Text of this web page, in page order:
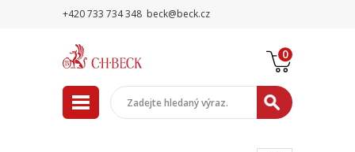
+420 733 734 348 beck@beck.cz
0